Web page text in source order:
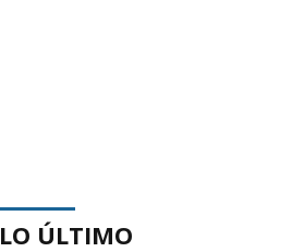
LO ÚLTIMO